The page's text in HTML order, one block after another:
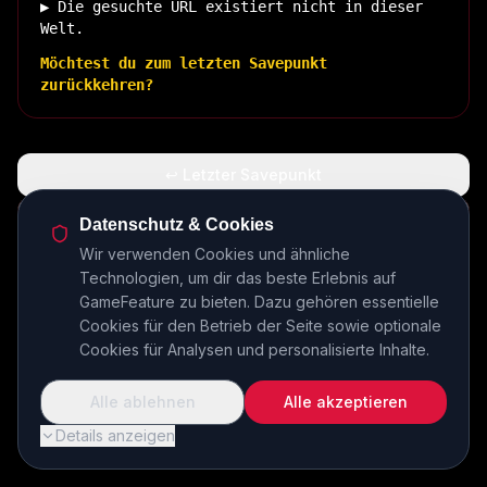
▶ Die gesuchte URL existiert nicht in dieser
Welt.
Möchtest du zum letzten Savepunkt
zurückkehren?
🏠 Zurück zur Basis
INSERT COIN TO CONTINUE...
Datenschutz & Cookies
Wir verwenden Cookies und ähnliche
Technologien, um dir das beste Erlebnis auf
GameFeature zu bieten. Dazu gehören essentielle
Cookies für den Betrieb der Seite sowie optionale
Cookies für Analysen und personalisierte Inhalte.
Details anzeigen
Alle ablehnen Alle akzeptieren